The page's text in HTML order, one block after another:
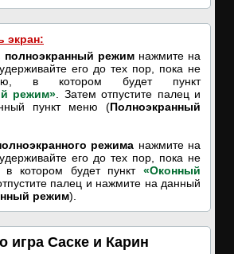
экран:
полноэкранный режим нажмите на
его до тех пор, пока не
в котором будет пункт
режим» . Затем отпустите палец и
пункт меню (Полноэкранный
режима нажмите на
его до тех пор, пока не
котором будет пункт «Оконный
палец и нажмите на данный
режим).
игра Саске и Карин